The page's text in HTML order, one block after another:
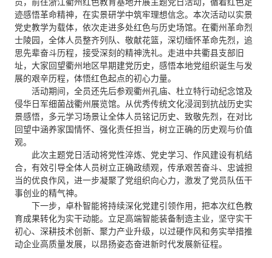
迹感悟革命精神，在实景研学中筑牢理想信念。本次活动以实景
党史教学为载体，依次走进多处红色与历史场馆。在衢州革命烈
士陵园，全体人员整齐列队、敬献花篮，深切缅怀革命先烈，追
思先辈奋斗历程，接受深刻的精神洗礼。走进中共衢县支部旧
址，大家回望衢州地区早期建党历史，感悟本地党组织诞生与发
展的艰辛历程，体悟红色起点的初心力量。
活动期间，全员还先后参观衢州孔庙、杜立特行动纪念馆及
侵华日军细菌战衢州展览馆。从优秀传统文化浸润到抗战历史实
景感悟，多元学习场景让全体人员铭记历史、致敬先烈，在对比
回望中涵养家国情怀、强化责任担当，树立正确的历史观与价值
观。
此次主题党日活动将党性淬炼、党史学习、作风建设有机结
合，有效引导全体人员树立正确政绩观，传承艰苦奋斗、忠诚担
当的优良作风，进一步凝聚了党组织向心力，激发了党员队伍干
事创业的精气神。
下一步，卓朴智能将持续深化党建引领作用，把本次红色教
育成果转化为实干动能。立足高端智能装备制造主业，坚守实干
初心、深耕技术创新、聚力产业升级，以过硬作风和务实举措推
动企业高质量发展，以昂扬姿态奋进新时代发展新征程。